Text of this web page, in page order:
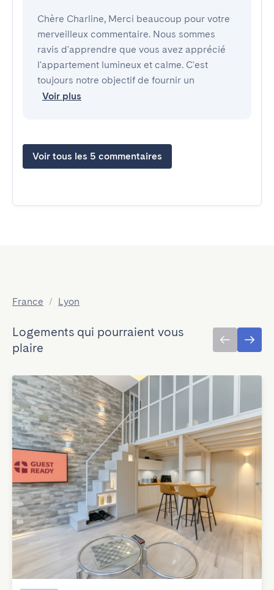
Chère Charline, Merci beaucoup pour votre
merveilleux commentaire. Nous sommes
ravis d'apprendre que vous avez apprécié
l'appartement lumineux et calme. C'est
toujours notre objectif de fournir un
Voir plus
Voir tous les 5 commentaires
France / Lyon
Logements qui pourraient vous
plaire